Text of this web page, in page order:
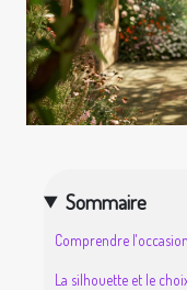
Sommaire
Comprendre
La silhouette et le